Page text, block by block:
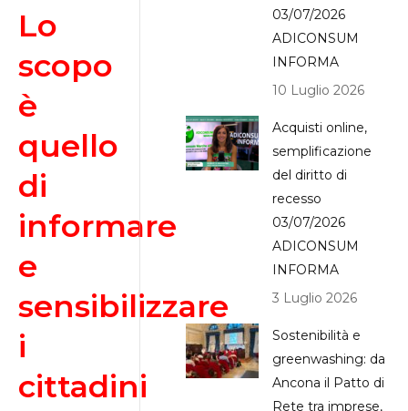
Lo
scopo
è
quello
di
informare
e
sensibilizzare
i
cittadini
03/07/2026
ADICONSUM
INFORMA
10 Luglio 2026
Acquisti online,
semplificazione
del diritto di
recesso
03/07/2026
ADICONSUM
INFORMA
3 Luglio 2026
Sostenibilità e
greenwashing: da
Ancona il Patto di
Rete tra imprese,